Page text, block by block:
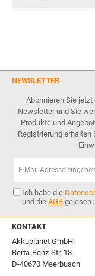
NEWSLETTER
Abonnieren Sie
Newsletter und Sie
Produkte und
Registrierung erhalten
Ich habe die
und dieAGB gelesen
KONTAKT
Akkuplanet GmbH
Berta-Benz-Str. 18
D-40670 Meerbusch